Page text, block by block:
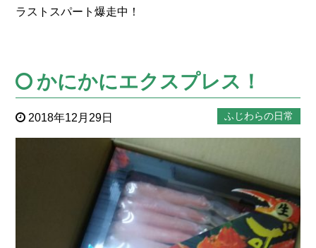
ラストスパート爆走中！
かにかにエクスプレス！
2018年12月29日 ふじわらの日常